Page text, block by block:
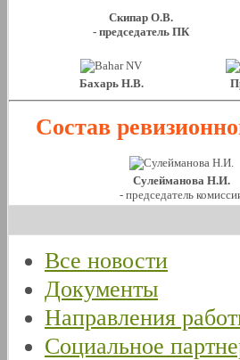
Скипар О.В.
- председатель ПК
Бахарь Н.В.
Состав
Сулейманова Н.И.
- председатель
Все новости
Документы
Направления
Социальное